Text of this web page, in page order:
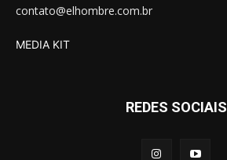
contato@elhombre.com.br
MEDIA KIT
REDES SOCIAIS